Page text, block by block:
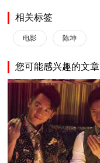
相关标签
电影 陈坤
您可能感兴趣的文章